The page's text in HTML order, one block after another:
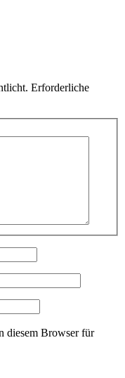
Erforderliche
diesem Browser für